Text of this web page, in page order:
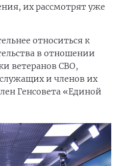
их рассмотрят уже
относиться к
в отношении
ветеранов СВО,
и членов их
Генсовета «Единой